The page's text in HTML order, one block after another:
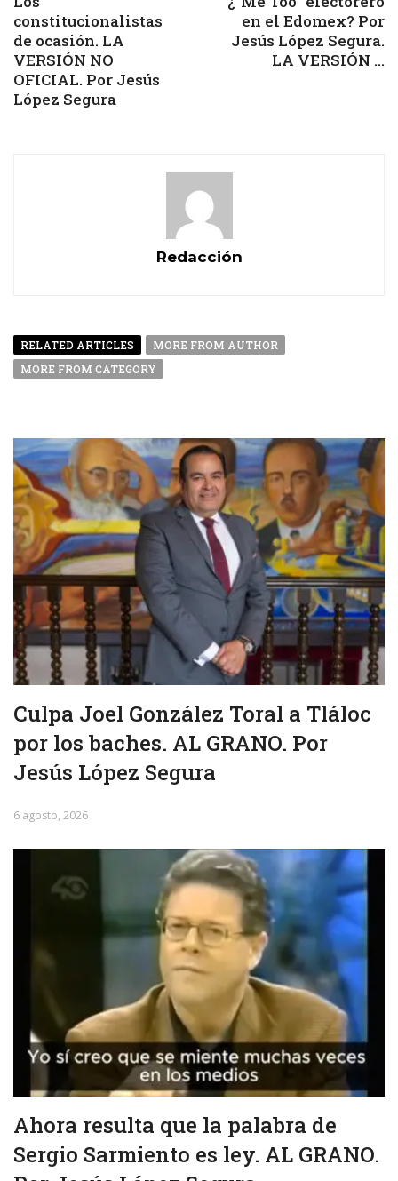
constitucionalistas
de ocasión. LA
VERSIÓN NO
OFICIAL. Por Jesús
López Segura
en el Edomex? Por
Jesús López Segura.
LA VERSIÓN ...
Redacción
RELATED ARTICLES
MORE FROM AUTHOR
MORE FROM CATEGORY
Culpa Joel González Toral a Tláloc
por los baches. AL GRANO. Por
Jesús López Segura
6 agosto, 2026
Ahora resulta que la palabra de
Sergio Sarmiento es ley. AL GRANO.